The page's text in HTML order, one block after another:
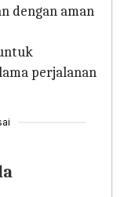
dengan aman
perjalanan